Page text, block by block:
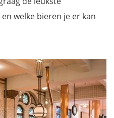
welke bieren je er kan